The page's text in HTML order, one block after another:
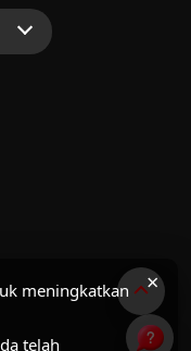
×
meningkatkan
telah